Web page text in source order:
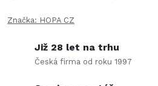
Značka: HOPA CZ
Již 28 let na trhu
Česká firma od roku 1997